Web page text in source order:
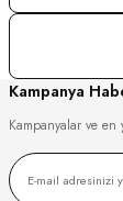
Kampanya
Kampanyalar ve